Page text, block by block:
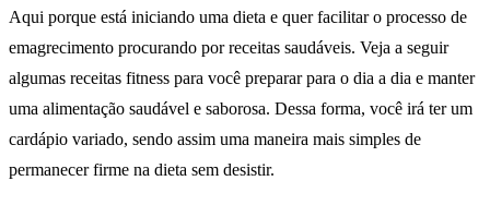
Aqui porque está iniciando uma dieta e quer facilitar o processo de
emagrecimento procurando por receitas saudáveis. Veja a seguir
algumas receitas fitness para você preparar para o dia a dia e manter
uma alimentação saudável e saborosa. Dessa forma, você irá ter um
cardápio variado, sendo assim uma maneira mais simples de
permanecer firme na dieta sem desistir.